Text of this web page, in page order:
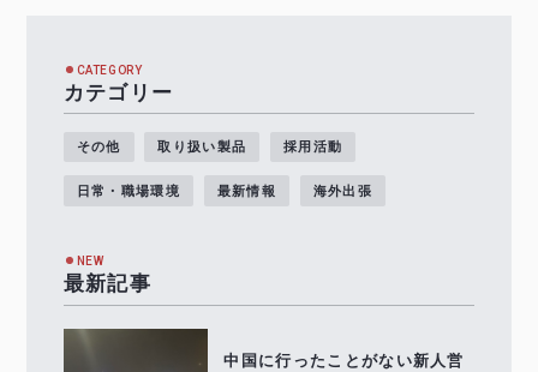
CATEGORY
カテゴリー
その他 取り扱い製品 採用活動
日常・職場環境 最新情報 海外出張
NEW
最新記事
中国に行ったことがない新人営